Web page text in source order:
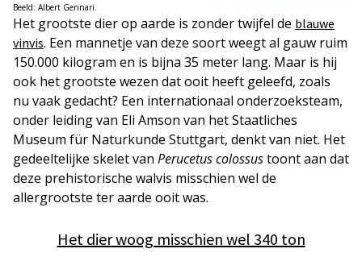
Beeld: Albert Gennari.
Het grootste dier op aarde is zonder twijfel de blauwe
vinvis. Een mannetje van deze soort weegt al gauw ruim
150.000 kilogram en is bijna 35 meter lang. Maar is hij
ook het grootste wezen dat ooit heeft geleefd, zoals
nu vaak gedacht? Een internationaal onderzoeksteam,
onder leiding van Eli Amson van het Staatliches
Museum für Naturkunde Stuttgart, denkt van niet. Het
gedeeltelijke skelet van Perucetus colossustoont aan dat
deze prehistorische walvis misschien wel de
allergrootste ter aarde ooit was.
Het dier woog misschien wel 340 ton